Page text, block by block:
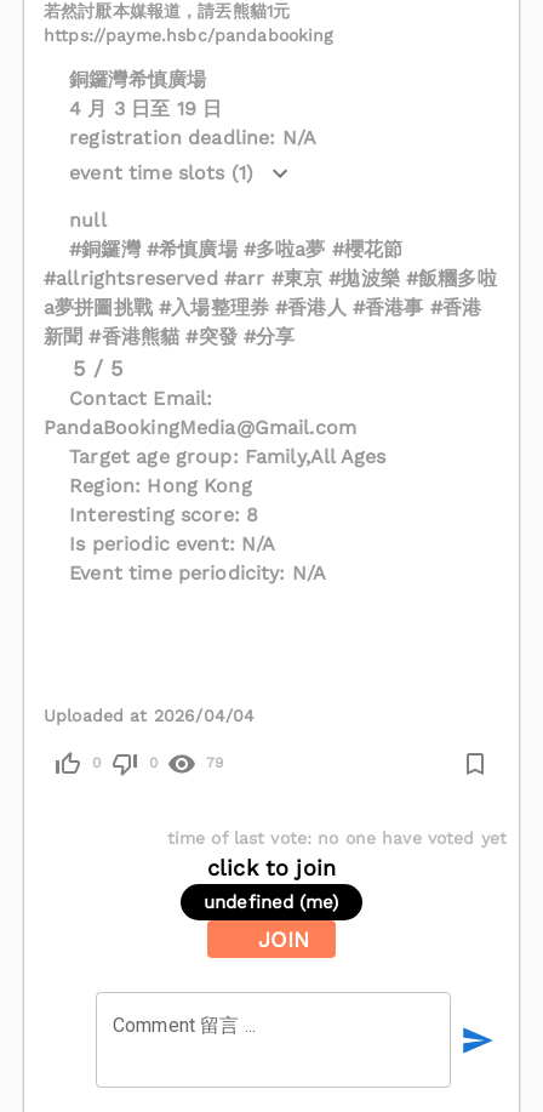
若然討厭本媒報道，請丟熊貓1元
https://payme.hsbc/pandabooking
銅鑼灣希慎廣場
4 月 3 日至 19 日
registration deadline: N/A
event time slots (1)
null
#銅鑼灣 #希慎廣場 #多啦a夢 #櫻花節
#allrightsreserved #arr #東京 #拋波樂 #飯糰多啦
a夢拼圖挑戰 #入場整理券 #香港人 #香港事 #香港
新聞 #香港熊貓 #突發 #分享
5 / 5
Contact Email:
PandaBookingMedia@Gmail.com
Target age group: Family,All Ages
Region: Hong Kong
Interesting score: 8
Is periodic event: N/A
Event time periodicity: N/A
Uploaded at 2026/04/04
0 0 79
time of last vote: no one have voted yet
click to join
undefined (me)
JOIN
Comment 留言 ...